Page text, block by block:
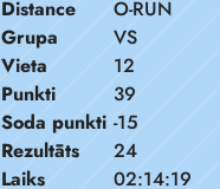
Distance
O-RUN
Grupa
VS
Vieta
12
Punkti
39
Soda punkti -15
Rezultāts
24
Laiks
02:14:19